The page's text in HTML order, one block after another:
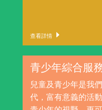
查看詳情
青少年綜合服
兒童及青少年是我
代，富有意義的活